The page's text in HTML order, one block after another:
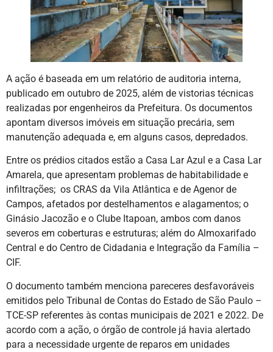
A ação é baseada em um relatório de auditoria interna,
publicado em outubro de 2025, além de vistorias técnicas
realizadas por engenheiros da Prefeitura. Os documentos
apontam diversos imóveis em situação precária, sem
manutenção adequada e, em alguns casos, depredados.
Entre os prédios citados estão a Casa Lar Azul e a Casa Lar
Amarela, que apresentam problemas de habitabilidade e
infiltrações; os CRAS da Vila Atlântica e de Agenor de
Campos, afetados por destelhamentos e alagamentos; o
Ginásio Jacozão e o Clube Itapoan, ambos com danos
severos em coberturas e estruturas; além do Almoxarifado
Central e do Centro de Cidadania e Integração da Família –
CIF.
O documento também menciona pareceres desfavoráveis
emitidos pelo Tribunal de Contas do Estado de São Paulo –
TCE-SP referentes às contas municipais de 2021 e 2022. De
acordo com a ação, o órgão de controle já havia alertado
para a necessidade urgente de reparos em unidades